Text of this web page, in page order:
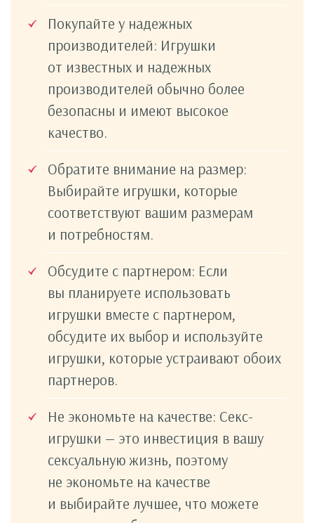
Покупайте у надежных
производителей: Игрушки
от известных и надежных
производителей обычно более
безопасны и имеют высокое
качество.
Обратите внимание на размер:
Выбирайте игрушки, которые
соответствуют вашим размерам
и потребностям.
Обсудите с партнером: Если
вы планируете использовать
игрушки вместе с партнером,
обсудите их выбор и используйте
игрушки, которые устраивают обоих
партнеров.
Не экономьте на качестве: Секс-
игрушки — это инвестиция в вашу
сексуальную жизнь, поэтому
не экономьте на качестве
и выбирайте лучшее, что можете